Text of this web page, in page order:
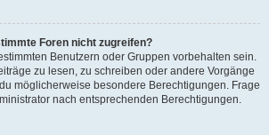
Foren nicht zugreifen?
Benutzern oder Gruppen vorbehalten sein.
zu lesen, zu schreiben oder andere Vorgänge
möglicherweise besondere Berechtigungen. Frage
nach entsprechenden Berechtigungen.